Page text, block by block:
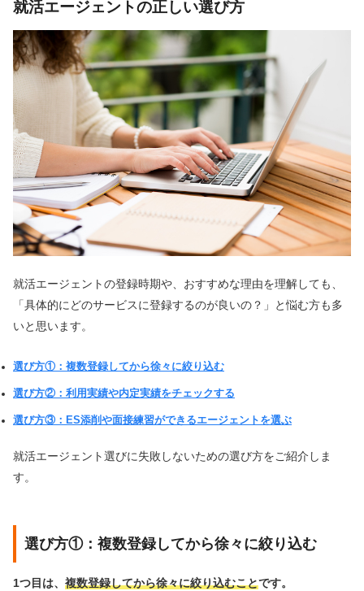
就活エージェントの正しい選び方
就活エージェントの登録時期や、おすすめな理由を理解しても、
「具体的にどのサービスに登録するのが良いの？」と悩む方も多
いと思います。
選び方①：複数登録してから徐々に絞り込む
選び方②：利用実績や内定実績をチェックする
選び方③：ES添削や面接練習ができるエージェントを選ぶ
就活エージェント選びに失敗しないための選び方をご紹介しま
す。
選び方①：複数登録してから徐々に絞り込む
1つ目は、 複数登録してから徐々に絞り込むことです。